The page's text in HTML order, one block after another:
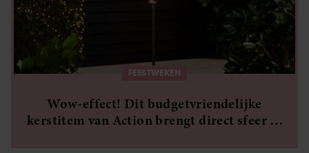
FEESTWEKEN
Wow-effect! Dit budgetvriendelijke
kerstitem van Action brengt direct sfeer in